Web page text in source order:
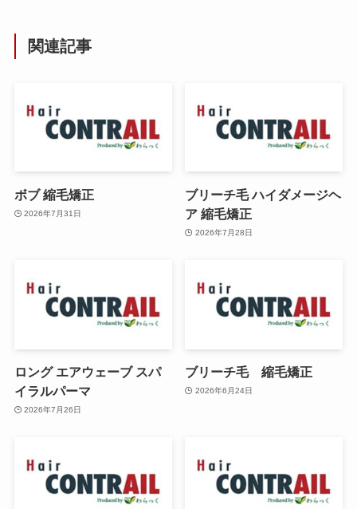
関連記事
ボブ 縮毛矯正
2026年7月31日
ブリーチ毛 ハイダメージヘ
ア 縮毛矯正
2026年7月28日
ロング エアウェーブ スパ
イラルパーマ
2026年7月26日
ブリーチ毛 縮毛矯正
2026年6月24日